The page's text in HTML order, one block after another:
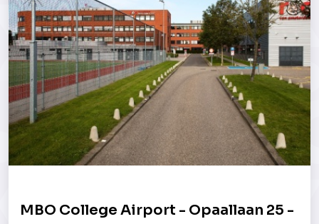
MBO College Airport - Opaallaan 25 -